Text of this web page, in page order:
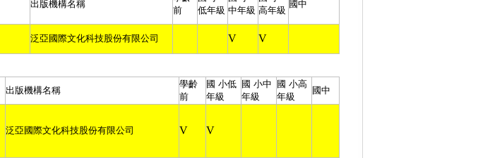
出版機構名稱
前
低年級 中年級 高年級
國中
泛亞國際文化科技股份有限公司 V V
出版機構名稱
學齡
前
國 小低
年級
國 小中
年級
國 小高
年級
國中
泛亞國際文化科技股份有限公司 V V